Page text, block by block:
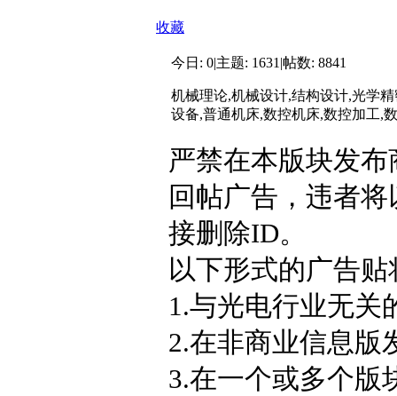
收藏
今日: 0|主题: 1631 |帖数: 8841
机械理论,机械设计,结构设计,光学
设备,普通机床,数控机床,数控加工,
严禁在本版块发
回帖广告，违者
接删除ID。
以下形式的广告
1.与光电行业无关
2.在非商业信息版
3.在一个或多个版